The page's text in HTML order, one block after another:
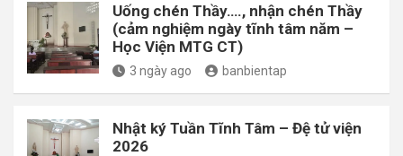
Uống chén Thầy…., nhận chén Thầy
(cảm nghiệm ngày tĩnh tâm năm –
Học Viện MTG CT)
3 ngày ago banbientap
Nhật ký Tuần Tĩnh Tâm – Đệ tử viện
2026